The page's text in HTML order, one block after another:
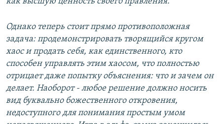
Однако теперь стоит прямо противоположная
задача: продемонстрировать творящийся кругом
хаос и продать себя, как единственного, кто
способен управлять этим хаосом, что полностью
отрицает даже попытку объяснения: что и зачем он
делает. Наоборот - любое решение должно носить
вид буквально божественного откровения,
недоступного для понимания простым умом